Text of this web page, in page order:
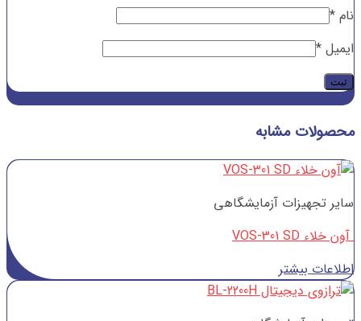
نام *
ایمیل *
محصولات مشابه
سایر تجهیزات آزمایشگاهی
آون خلاء VOS-301 SD
اطلاعات بیشتر